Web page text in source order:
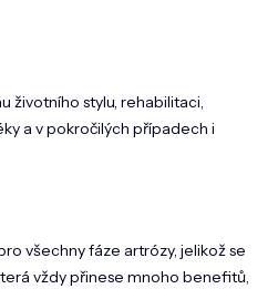
životního stylu, rehabilitaci,
a v pokročilých případech i
všechny fáze artrózy, jelikož se
vždy přinese mnoho benefitů,